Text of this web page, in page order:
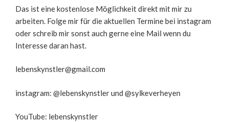
Das ist eine kostenlose Möglichkeit direkt mit mir zu
arbeiten. Folge mir für die aktuellen Termine bei instagram
oder schreib mir sonst auch gerne eine Mail wenn du
Interesse daran hast.
lebenskynstler@gmail.com
instagram: @lebenskynstler und @sylkeverheyen
YouTube: lebenskynstler